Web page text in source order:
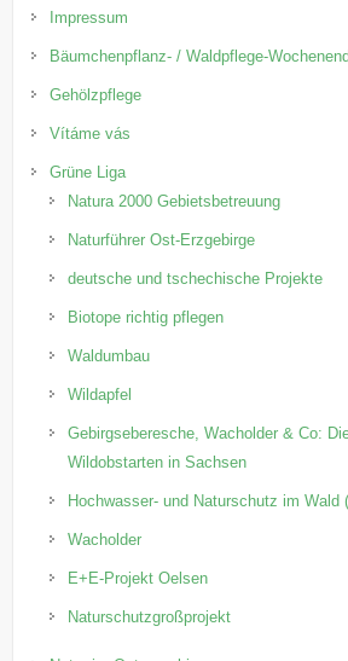
Impressum
Bäumchenpflanz- / Waldpflege-
Gehölzpflege
Vítáme vás
Grüne Liga
Natura 2000 Gebietsbetreuung
Naturführer Ost-Erzgebirge
deutsche und tschechische Projekte
Biotope richtig pflegen
Waldumbau
Wildapfel
Gebirgseberesche, Wacholder & Co:
Wildobstarten in Sachsen
Hochwasser- und Naturschutz im Wald
Wacholder
E+E-Projekt Oelsen
Naturschutzgroßprojekt